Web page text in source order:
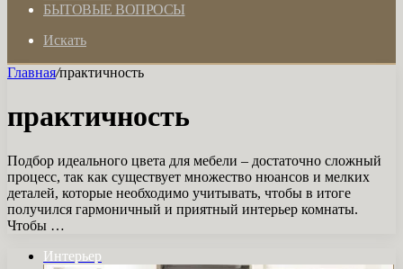
БЫТОВЫЕ ВОПРОСЫ
Искать
Главная/практичность
практичность
Подбор идеального цвета для мебели – достаточно сложный
процесс, так как существует множество нюансов и мелких
деталей, которые необходимо учитывать, чтобы в итоге
получился гармоничный и приятный интерьер комнаты.
Чтобы …
Интерьер